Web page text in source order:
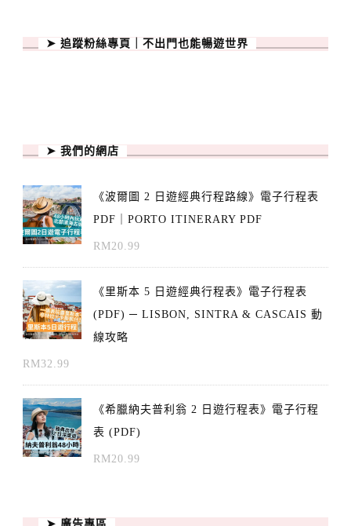
➤ 追蹤粉絲專頁｜不出門也能暢遊世界
➤ 我們的網店
《波爾圖 2 日遊經典行程路線》電子行程表
PDF｜PORTO ITINERARY PDF
RM20.99
《里斯本 5 日遊經典行程表》電子行程表
(PDF) ─ LISBON, SINTRA & CASCAIS 動
線攻略
RM32.99
《希臘納夫普利翁 2 日遊行程表》電子行程
表 (PDF)
RM20.99